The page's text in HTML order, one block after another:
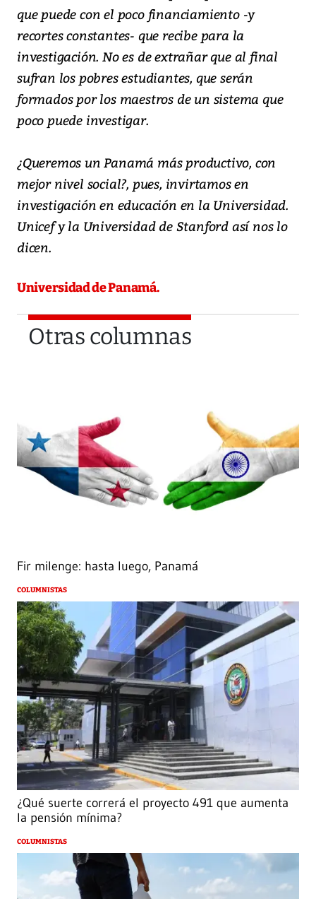
que puede con el poco financiamiento -y
recortes constantes- que recibe para la
investigación. No es de extrañar que al final
sufran los pobres estudiantes, que serán
formados por los maestros de un sistema que
poco puede investigar.
¿Queremos un Panamá más productivo, con
mejor nivel social?, pues, invirtamos en
investigación en educación en la Universidad.
Unicef y la Universidad de Stanford así nos lo
dicen.
Universidad de Panamá.
Otras columnas
Fir milenge: hasta luego, Panamá
COLUMNISTAS
¿Qué suerte correrá el proyecto 491 que aumenta
la pensión mínima?
COLUMNISTAS